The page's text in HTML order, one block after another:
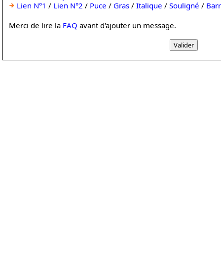
Lien N°1 / Lien N°2 / Puce / Gras / Italique / Souligné /
Merci de lire la FAQ avant d'ajouter un message.